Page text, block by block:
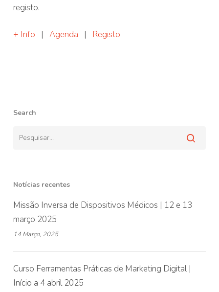
registo.
+ Info | Agenda | Registo
Search
Notícias recentes
Missão Inversa de Dispositivos Médicos | 12 e 13
março 2025
14 Março, 2025
Curso Ferramentas Práticas de Marketing Digital |
Início a 4 abril 2025